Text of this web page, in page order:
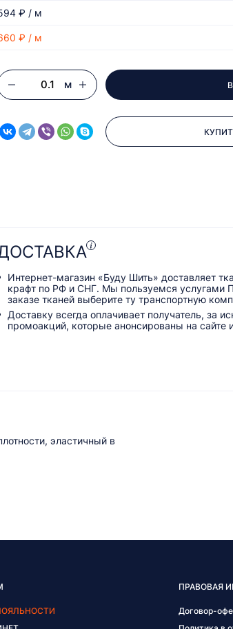
₽ / м
₽ / м
м
Интернет-магазин «Буду Шить» доставляет
крафт по РФ и СНГ. Мы пользуемся услугами
заказе тканей выберите ту транспортную
Доставку всегда оплачивает получатель, за
промоакций, которые анонсированы на сайте
эластичный в
ПРАВОВАЯ
Договор-